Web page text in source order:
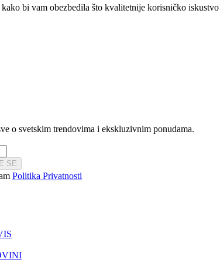
bi vam obezbedila što kvalitetnije korisničko
o svetskim trendovima i ekskluzivnim ponudama.
SE
Politika Privatnosti